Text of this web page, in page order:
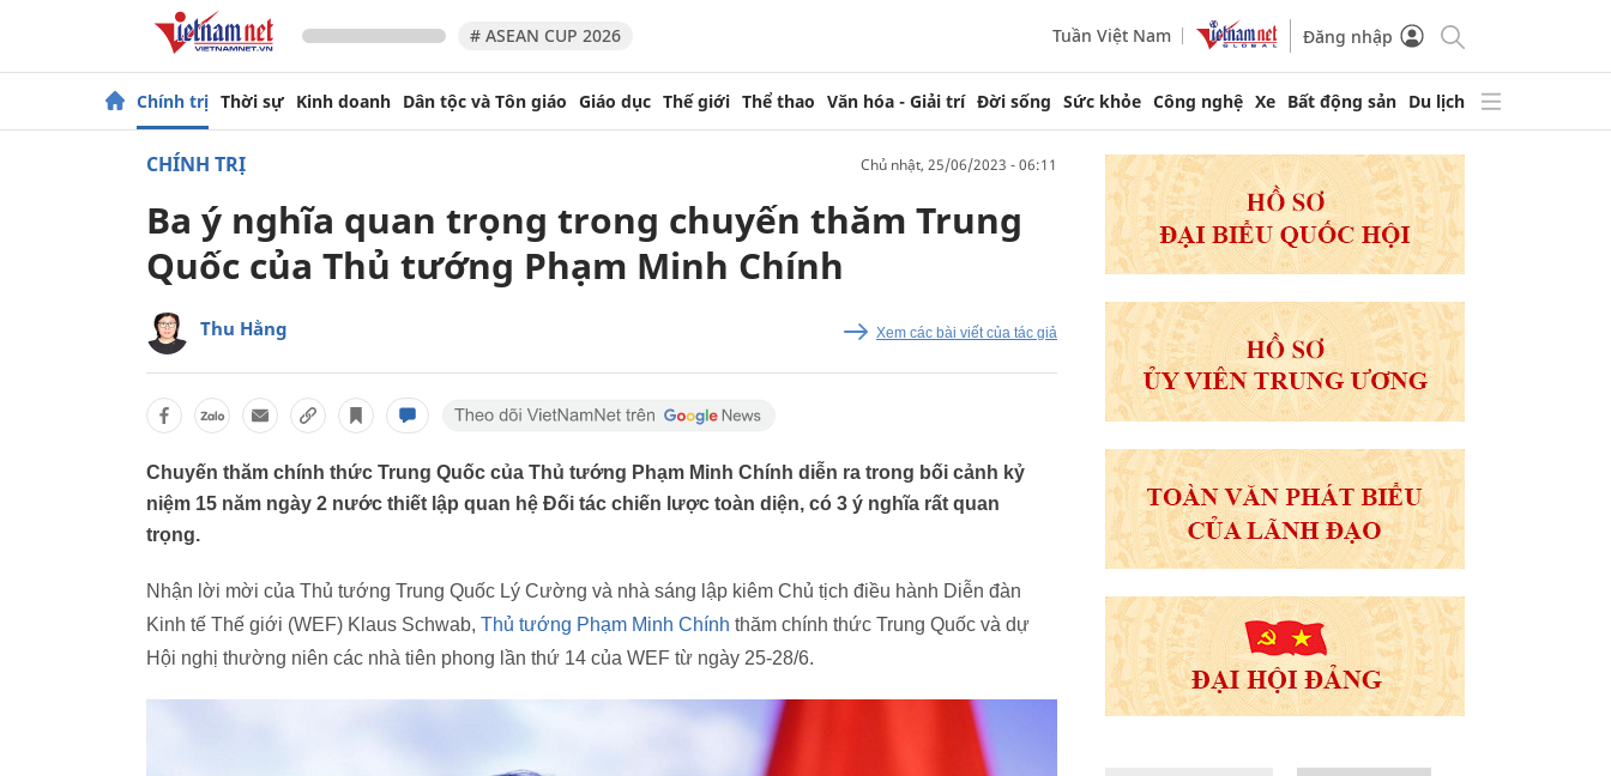
# ASEAN CUP 2026 Tuần Việt Nam Đăng nhập
Chính trị Thời sự Kinh doanh Dân tộc và Tôn giáo Giáo dục Thế giới Thể thao Văn hóa - Giải trí Đời sống Sức khỏe Công nghệ Xe Bất động sản Du lịch
CHÍNH TRỊ chủ nhật, 25/06/2023 - 06:11
Ba ý nghĩa quan trọng trong chuyến thăm Trung
Quốc của Thủ tướng Phạm Minh Chính
Thu Hằng Xem các bài viết của tác giả
Chuyến thăm chính thức Trung Quốc của Thủ tướng Phạm Minh Chính diễn ra trong bối cảnh kỷ
niệm 15 năm ngày 2 nước thiết lập quan hệ Đối tác chiến lược toàn diện, có 3 ý nghĩa rất quan
trọng.
Nhận lời mời của Thủ tướng Trung Quốc Lý Cường và nhà sáng lập kiêm Chủ tịch điều hành Diễn đàn
Kinh tế Thế giới (WEF) Klaus Schwab, Thủ tướng Phạm Minh Chính thăm chính thức Trung Quốc và dự
Hội nghị thường niên các nhà tiên phong lần thứ 14 của WEF từ ngày 25-28/6.